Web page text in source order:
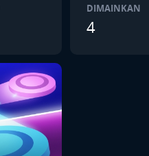
DIMAINKAN
4